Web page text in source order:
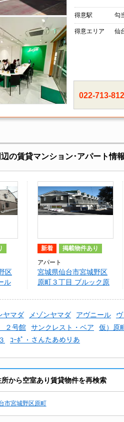
得意駅 勾
得意エリア 仙
022-713-
の賃貸マンション･アパート情報
区
ル
新着 掲載物件あり
アパート
宮城県仙台市宮城野区
原町３丁目 ブルック原
ヤマダ メゾンヤマダ アヴニール
２号館
サンクレスト・ベア 仮）原
ｺｰﾎﾟ・さんたあめりあ
から空室あり賃貸物件を再検索
市宮城野区原町